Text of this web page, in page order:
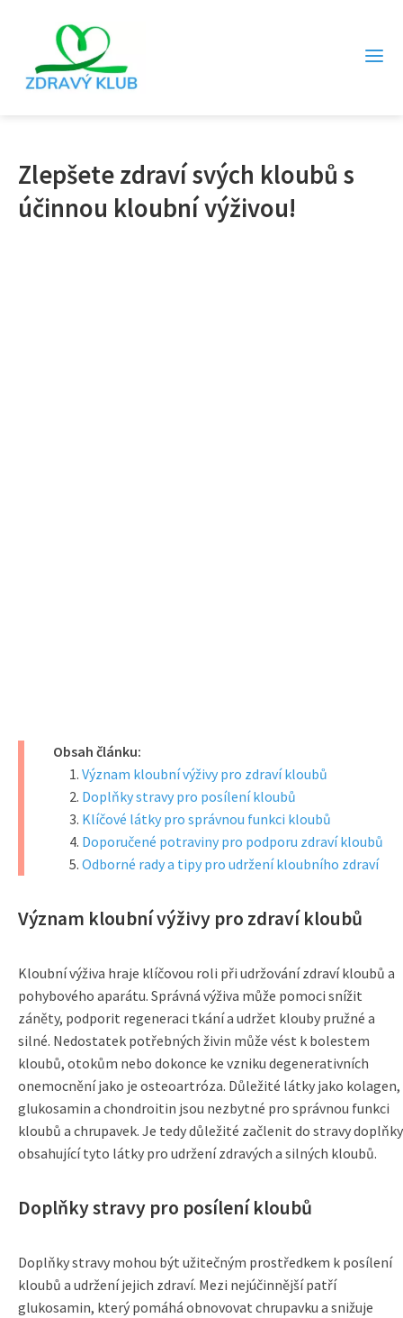
Zlepšete zdraví svých kloubů s
účinnou kloubní výživou!
Obsah článku:
Význam kloubní výživy pro zdraví kloubů
Doplňky stravy pro posílení kloubů
Klíčové látky pro správnou funkci kloubů
Doporučené potraviny pro podporu zdraví kloubů
Odborné rady a tipy pro udržení kloubního zdraví
Význam kloubní výživy pro zdraví kloubů
Kloubní výživa hraje klíčovou roli při udržování zdraví kloubů a
pohybového aparátu. Správná výživa může pomoci snížit
záněty, podporit regeneraci tkání a udržet klouby pružné a
silné. Nedostatek potřebných živin může vést k bolestem
kloubů, otokům nebo dokonce ke vzniku degenerativních
onemocnění jako je osteoartróza. Důležité látky jako kolagen,
glukosamin a chondroitin jsou nezbytné pro správnou funkci
kloubů a chrupavek. Je tedy důležité začlenit do stravy doplňky
obsahující tyto látky pro udržení zdravých a silných kloubů.
Doplňky stravy pro posílení kloubů
Doplňky stravy mohou být užitečným prostředkem k posílení
kloubů a udržení jejich zdraví. Mezi nejúčinnější patří
glukosamin, který pomáhá obnovovat chrupavku a snižuje